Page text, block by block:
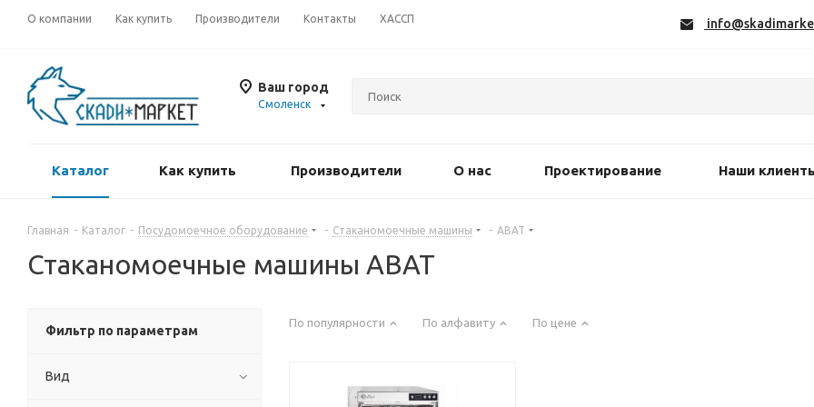
О компании Как купить Производители Контакты ХАССП
Ваш город
Смоленск
Каталог Как купить Производители О нас Проектирование Наши
Главная - Каталог - Посудомоечное оборудование - Стаканомоечные машины - ABAT
Стаканомоечные машины ABAT
По популярности По алфавиту По цене
Фильтр по параметрам
Вид